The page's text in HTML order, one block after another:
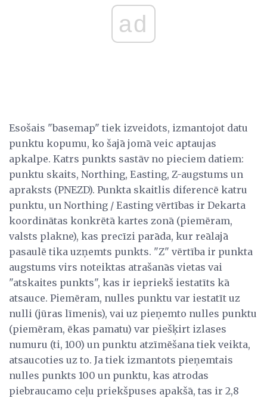
ad
Esošais "basemap" tiek izveidots, izmantojot datu
punktu kopumu, ko šajā jomā veic aptaujas
apkalpe. Katrs punkts sastāv no pieciem datiem:
punktu skaits, Northing, Easting, Z-augstums un
apraksts (PNEZD). Punkta skaitlis diferencē katru
punktu, un Northing / Easting vērtības ir Dekarta
koordinātas konkrētā kartes zonā (piemēram,
valsts plakne), kas precīzi parāda, kur reālajā
pasaulē tika uzņemts punkts. "Z" vērtība ir punkta
augstums virs noteiktas atrašanās vietas vai
"atskaites punkts", kas ir iepriekš iestatīts kā
atsauce. Piemēram, nulles punktu var iestatīt uz
nulli (jūras līmenis), vai uz pieņemto nulles punktu
(piemēram, ēkas pamatu) var piešķirt izlases
numuru (ti, 100) un punktu atzīmēšana tiek veikta,
atsaucoties uz to. Ja tiek izmantots pieņemtais
nulles punkts 100 un punktu, kas atrodas
piebraucamo ceļu priekšpuses apakšā, tas ir 2,8